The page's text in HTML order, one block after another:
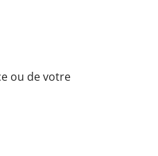
ou de votre